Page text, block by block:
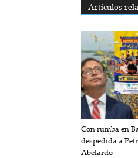
Artículos
Con rumba en
despedida a
Abelardo